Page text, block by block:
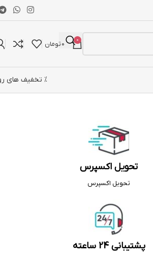
0
0تومان
% تخفیف های
تحویل اکسپرس
تحویل اکسپرس
پشتیبانی 24 ساعته